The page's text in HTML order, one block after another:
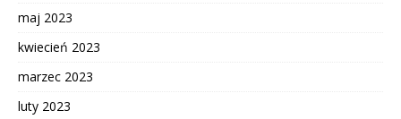
maj 2023
kwiecień 2023
marzec 2023
luty 2023